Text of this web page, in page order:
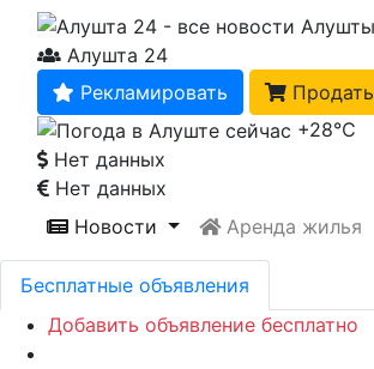
Алушта 24
Рекламировать
Продать
+28℃
Нет данных
Нет данных
Новости
Аренда жилья
Бесплатные объявления
Добавить объявление бесплатно